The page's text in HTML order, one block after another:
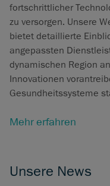
fortschrittlicher
zu versorgen. Unsere
bietet detaillierte
angepassten
dynamischen Region
Innovationen
Gesundheitssysteme
Mehr erfahren
Unsere News